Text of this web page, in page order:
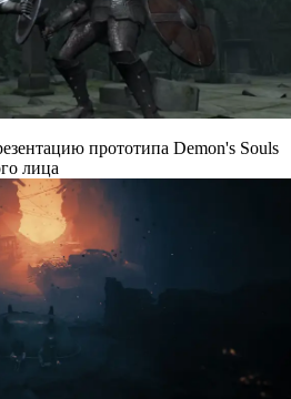
прототипа Demon's Souls
лица